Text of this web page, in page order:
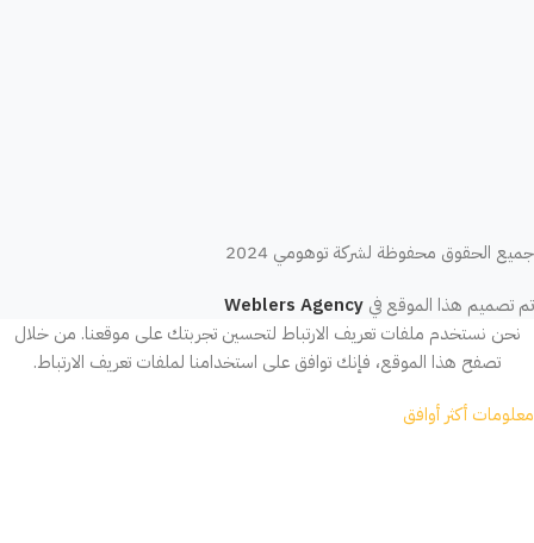
جميع الحقوق محفوظة لشركة توهومي 2024
تم تصميم هذا الموقع في Weblers Agency
نحن نستخدم ملفات تعريف الارتباط لتحسين تجربتك على موقعنا. من خلال
تصفح هذا الموقع، فإنك توافق على استخدامنا لملفات تعريف الارتباط.
معلومات أكثر أوافق